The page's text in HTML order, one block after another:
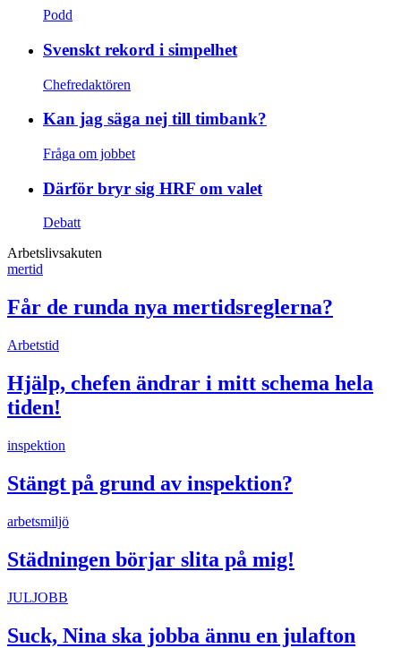
Podd
Svenskt rekord i simpelhet
Chefredaktören
Kan jag säga nej till timbank?
Fråga om jobbet
Därför bryr sig HRF om valet
Debatt
Arbetslivsakuten
mertid
Får de runda nya mertidsreglerna?
Arbetstid
Hjälp, chefen ändrar i mitt schema hela
tiden!
inspektion
Stängt på grund av inspektion?
arbetsmiljö
Städningen börjar slita på mig!
JULJOBB
Suck, Nina ska jobba ännu en julafton